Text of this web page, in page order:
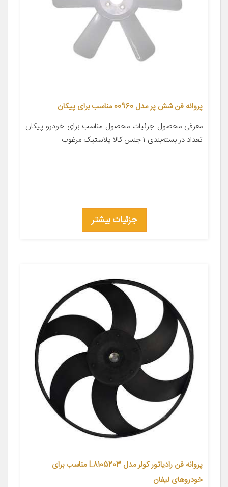
پروانه فن شش پر مدل 00960 مناسب برای پیکان
معرفی محصول جزئیات محصول مناسب برای خودرو پیکان
تعداد در بسته‌بندی ۱ جنس کالا پلاستیک مرغوب
جزئیات بیشتر
پروانه فن رادیاتور کولر مدل L8105203 مناسب برای
خودروهای لیفان